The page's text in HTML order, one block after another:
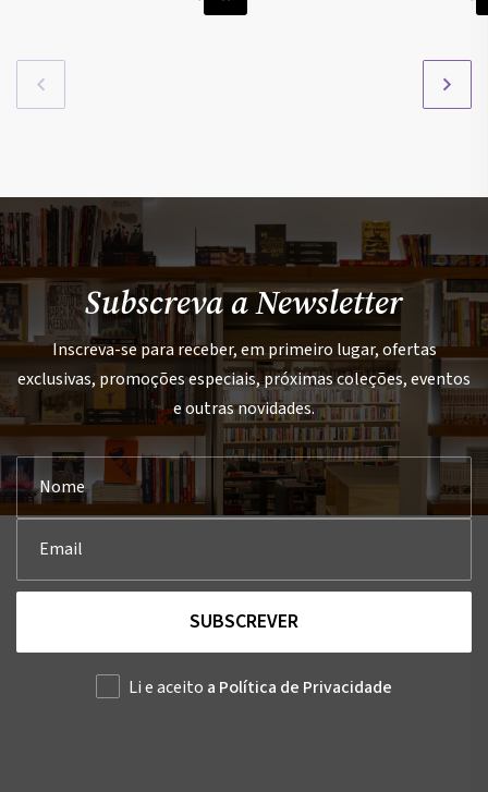
Subscreva a Newsletter
Inscreva-se para receber, em primeiro lugar, ofertas
exclusivas, promoções especiais, próximas coleções, eventos
e outras novidades.
SUBSCREVER
Li e aceito a Política de Privacidade